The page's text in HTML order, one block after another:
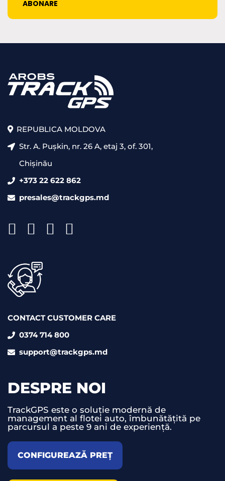
REPUBLICA MOLDOVA
Str. A. Pușkin, nr. 26 A, etaj 3, of. 301,
Chișinău
+373 22 622 862
presales@trackgps.md
CONTACT CUSTOMER CARE
0374 714 800
support@trackgps.md
DESPRE NOI
TrackGPS este o soluție modernă de
management al flotei auto, îmbunătățită pe
parcursul a peste 9 ani de experiență.
CONFIGUREAZĂ PREȚ